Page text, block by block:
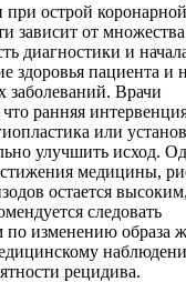
острой коронарной
зависит от
диагностики и
здоровья пациента и
заболеваний. Врачи
ранняя
или
улучшить исход.
медицины,
остается
следовать
по изменению образа
рецидива.